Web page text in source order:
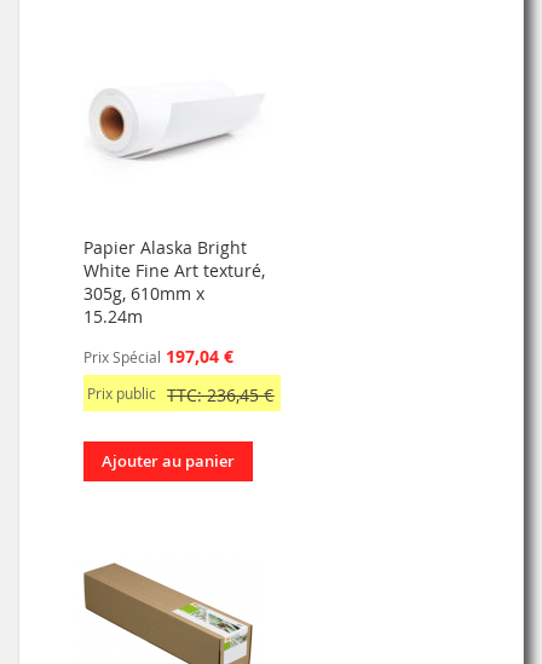
Papier Alaska Bright
White Fine Art texturé,
305g, 610mm x
15.24m
Prix Spécial 197,04 €
Prix public TTC: 236,45 €
Ajouter au panier